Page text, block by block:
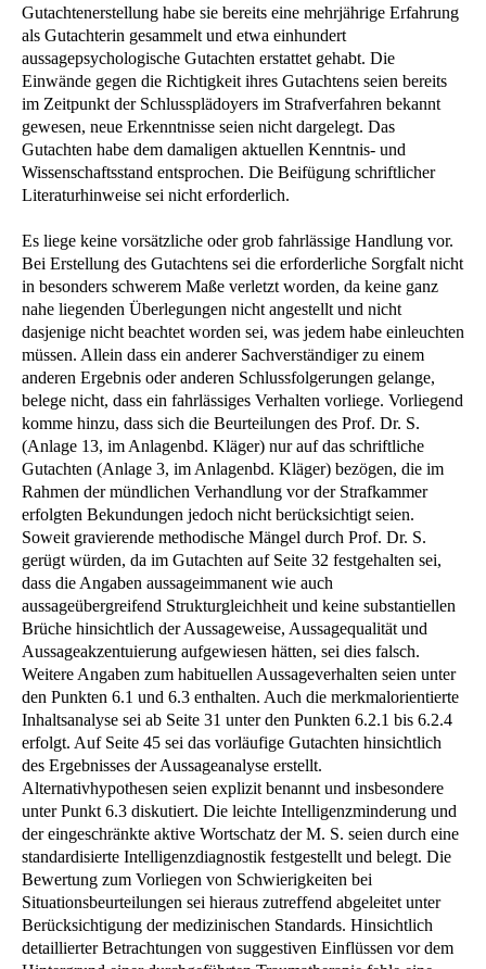
Gutachtenerstellung habe sie bereits eine mehrjährige Erfahrung
als Gutachterin gesammelt und etwa einhundert
aussagepsychologische Gutachten erstattet gehabt. Die
Einwände gegen die Richtigkeit ihres Gutachtens seien bereits
im Zeitpunkt der Schlussplädoyers im Strafverfahren bekannt
gewesen, neue Erkenntnisse seien nicht dargelegt. Das
Gutachten habe dem damaligen aktuellen Kenntnis- und
Wissenschaftsstand entsprochen. Die Beifügung schriftlicher
Literaturhinweise sei nicht erforderlich.
Es liege keine vorsätzliche oder grob fahrlässige Handlung vor.
Bei Erstellung des Gutachtens sei die erforderliche Sorgfalt nicht
in besonders schwerem Maße verletzt worden, da keine ganz
nahe liegenden Überlegungen nicht angestellt und nicht
dasjenige nicht beachtet worden sei, was jedem habe einleuchten
müssen. Allein dass ein anderer Sachverständiger zu einem
anderen Ergebnis oder anderen Schlussfolgerungen gelange,
belege nicht, dass ein fahrlässiges Verhalten vorliege. Vorliegend
komme hinzu, dass sich die Beurteilungen des Prof. Dr. S.
(Anlage 13, im Anlagenbd. Kläger) nur auf das schriftliche
Gutachten (Anlage 3, im Anlagenbd. Kläger) bezögen, die im
Rahmen der mündlichen Verhandlung vor der Strafkammer
erfolgten Bekundungen jedoch nicht berücksichtigt seien.
Soweit gravierende methodische Mängel durch Prof. Dr. S.
gerügt würden, da im Gutachten auf Seite 32 festgehalten sei,
dass die Angaben aussageimmanent wie auch
aussageübergreifend Strukturgleichheit und keine substantiellen
Brüche hinsichtlich der Aussageweise, Aussagequalität und
Aussageakzentuierung aufgewiesen hätten, sei dies falsch.
Weitere Angaben zum habituellen Aussageverhalten seien unter
den Punkten 6.1 und 6.3 enthalten. Auch die merkmalorientierte
Inhaltsanalyse sei ab Seite 31 unter den Punkten 6.2.1 bis 6.2.4
erfolgt. Auf Seite 45 sei das vorläufige Gutachten hinsichtlich
des Ergebnisses der Aussageanalyse erstellt.
Alternativhypothesen seien explizit benannt und insbesondere
unter Punkt 6.3 diskutiert. Die leichte Intelligenzminderung und
der eingeschränkte aktive Wortschatz der M. S. seien durch eine
standardisierte Intelligenzdiagnostik festgestellt und belegt. Die
Bewertung zum Vorliegen von Schwierigkeiten bei
Situationsbeurteilungen sei hieraus zutreffend abgeleitet unter
Berücksichtigung der medizinischen Standards. Hinsichtlich
detaillierter Betrachtungen von suggestiven Einflüssen vor dem